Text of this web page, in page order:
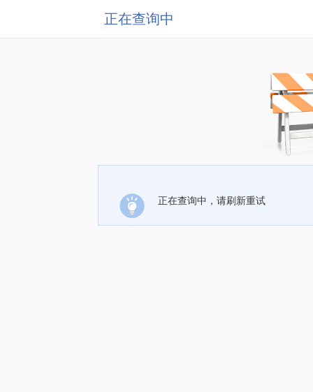
正在查询中
正在查询中，请刷新重试